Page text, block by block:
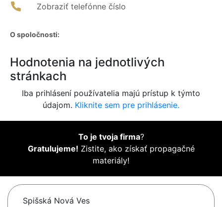
Zobraziť telefónne číslo
O spoločnosti:
Hodnotenia na jednotlivých
stránkach
Iba prihlásení používatelia majú prístup k týmto
údajom. Kliknite sem pre prihlásenie.
To je tvoja firma?
Gratulujeme! Zistite, ako získať propagačné
materiály!
Spišská Nová Ves